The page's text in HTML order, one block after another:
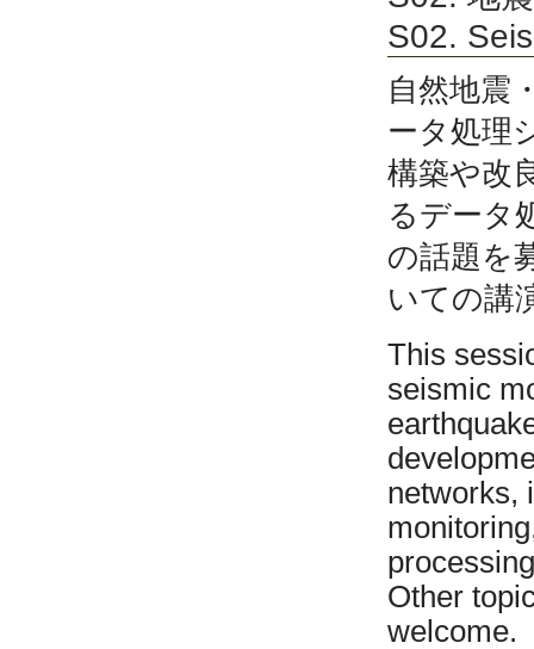
S02.
自然地震
ータ処理
構築や改
るデータ
の話題を
いての講
This
seismic
networks,
Other
welcome.